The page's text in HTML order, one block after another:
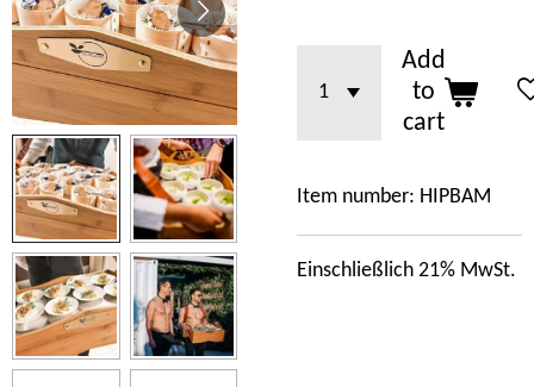
Add
to
cart
Item number: HIPBAM
Einschließlich 21% MwSt.